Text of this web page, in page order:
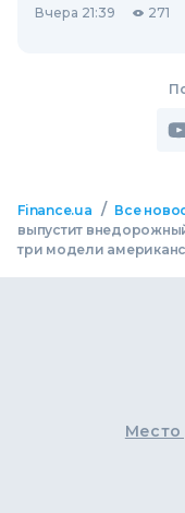
Вчера 21:39 271
Finance.ua / Все
выпустит
три модели